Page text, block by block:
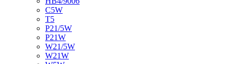
C5W
T5
P21/5W
P21W
W21/5W
W21W